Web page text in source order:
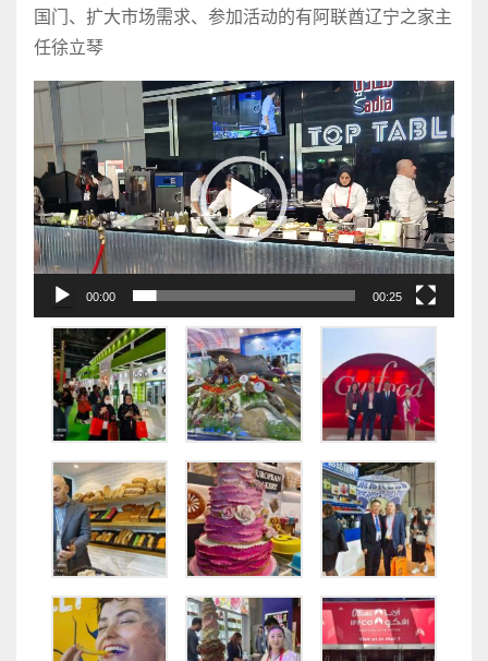
国门、扩大市场需求、参加活动的有阿联酋辽宁之家主
任徐立琴
视
播
放
器
00:00 00:25